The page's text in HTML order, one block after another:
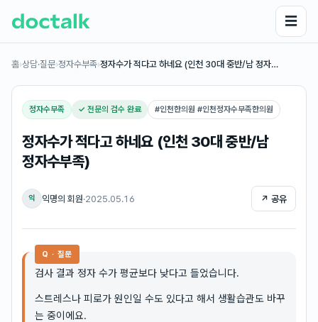
☰
홈›상담·질문›정자수부족›정자수가 적다고 하네요 (인천 30대 중반/남 정자…
정자수부족 ✓ 전문의 검수 완료 #인천한의원 #인천정자수부족한의원
정자수가 적다고 하네요 (인천 30대 중반/남
정자수부족)
익 익명의 회원·2025.05.16 ↗ 공유
Q · 질문
검사 결과 정자 수가 평균보다 낮다고 들었습니다.
스트레스나 피로가 원인일 수도 있다고 해서 생활습관도 바꾸
는 중이에요.